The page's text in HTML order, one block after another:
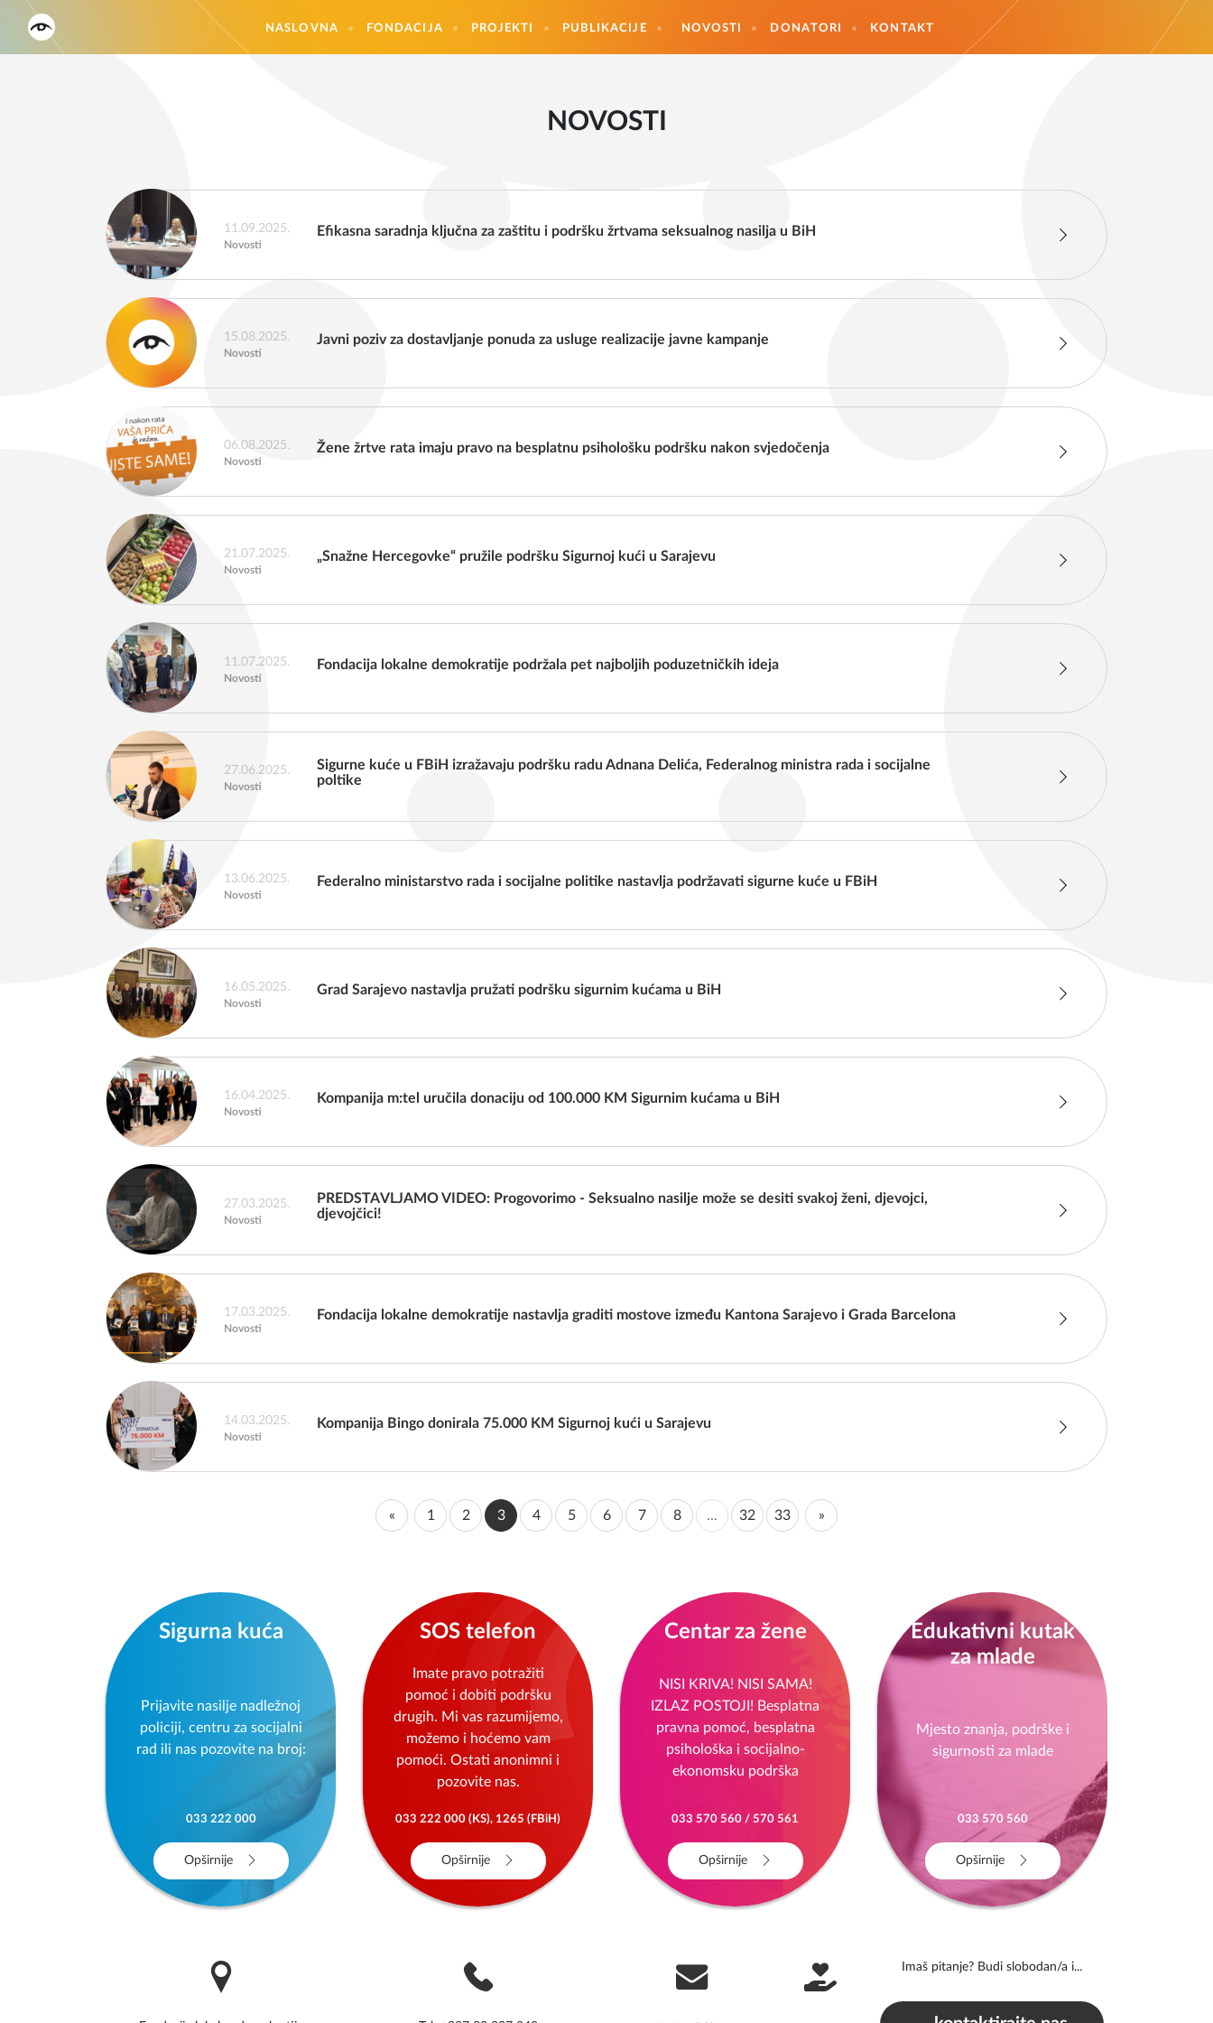
NASLOVNA FONDACIJA PROJEKTI PUBLIKACIJE NOVOSTI DONATORI KONTAKT
NOVOSTI
11.09.2025.
Novosti
Efikasna saradnja ključna za zaštitu i podršku žrtvama seksualnog nasilja u BiH
15.08.2025.
Novosti
Javni poziv za dostavljanje ponuda za usluge realizacije javne kampanje
06.08.2025.
Novosti
Žene žrtve rata imaju pravo na besplatnu psihološku podršku nakon svjedočenja
21.07.2025.
Novosti
„Snažne Hercegovke“ pružile podršku Sigurnoj kući u Sarajevu
11.07.2025.
Novosti
Fondacija lokalne demokratije podržala pet najboljih poduzetničkih ideja
27.06.2025.
Novosti
Sigurne kuće u FBiH izražavaju podršku radu Adnana Delića, Federalnog ministra rada i socijalne
poltike
13.06.2025.
Novosti
Federalno ministarstvo rada i socijalne politike nastavlja podržavati sigurne kuće u FBiH
16.05.2025.
Novosti
Grad Sarajevo nastavlja pružati podršku sigurnim kućama u BiH
16.04.2025.
Novosti
Kompanija m:tel uručila donaciju od 100.000 KM Sigurnim kućama u BiH
27.03.2025.
Novosti
PREDSTAVLJAMO VIDEO: Progovorimo - Seksualno nasilje može se desiti svakoj ženi, djevojci,
djevojčici!
17.03.2025.
Novosti
Fondacija lokalne demokratije nastavlja graditi mostove između Kantona Sarajevo i Grada Barcelona
14.03.2025.
Novosti
Kompanija Bingo donirala 75.000 KM Sigurnoj kući u Sarajevu
« 1 2 3 4 5 6 7 8 ... 32 33 »
Sigurna kuća
Prijavite nasilje nadležnoj
policiji, centru za socijalni
rad ili nas pozovite na broj:
033 222 000
Opširnije
SOS telefon
Imate pravo potražiti
pomoć i dobiti podršku
drugih. Mi vas razumijemo,
možemo i hoćemo vam
pomoći. Ostati anonimni i
pozovite nas.
033 222 000 (KS), 1265 (FBiH)
Opširnije
Centar za žene
NISI KRIVA! NISI SAMA!
IZLAZ POSTOJI! Besplatna
pravna pomoć, besplatna
psihološka i socijalno-
ekonomsku podrška
033 570 560 / 570 561
Opširnije
Edukativni kutak
za mlade
Mjesto znanja, podrške i
sigurnosti za mlade
033 570 560
Opširnije
Imaš pitanje? Budi slobodan/a i...